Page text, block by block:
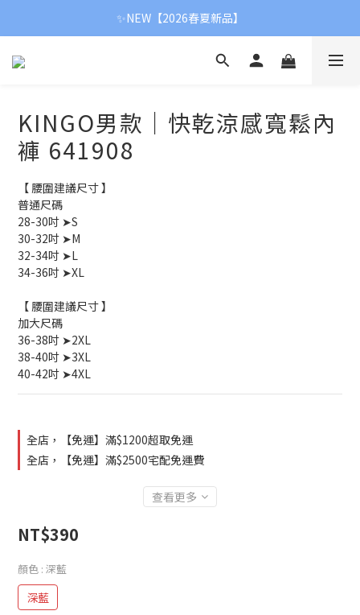
✨NEW【2026春夏新品】
✨NEW【2026春夏新品】
【新春首降】冬季全面8折
KINGO男款｜快乾涼感寬鬆內
褲 641908
【 腰圍建議尺寸 】
普通尺碼
28-30吋 ➤S
30-32吋 ➤M
32-34吋 ➤L
34-36吋 ➤XL
【 腰圍建議尺寸 】
加大尺碼
36-38吋 ➤2XL
38-40吋 ➤3XL
40-42吋 ➤4XL
全店，【免運】滿$1200超取免運
全店，【免運】滿$2500宅配免運費
查看更多
NT$390
顏色 : 深藍
深藍